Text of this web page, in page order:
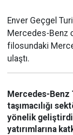
Enver Geçgel
Mercedes-Benz
filosundaki
ulaştı.
Mercedes-Benz
taşımacılığı
yönelik
yatırımlarına